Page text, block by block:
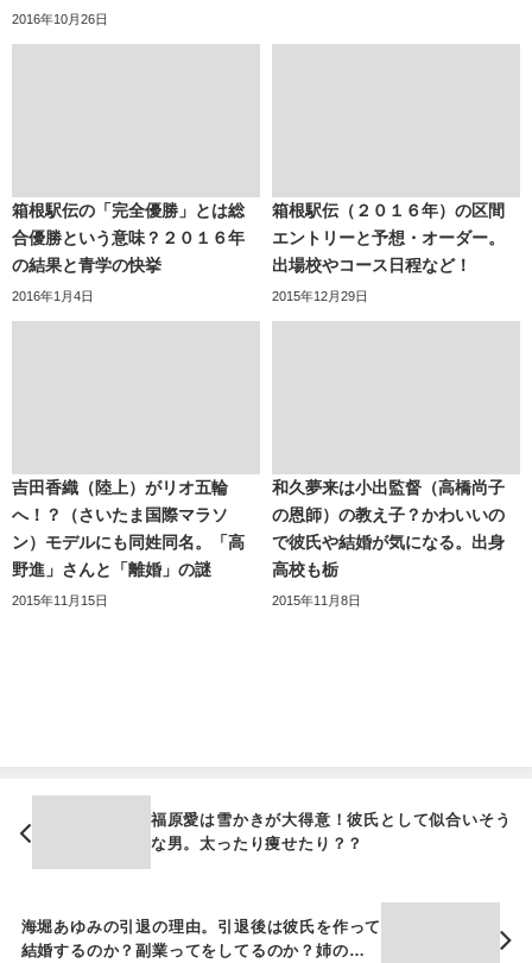
2016年10月26日
箱根駅伝の「完全優勝」とは総
合優勝という意味？２０１６年
の結果と青学の快挙
2016年1月4日
箱根駅伝（２０１６年）の区間
エントリーと予想・オーダー。
出場校やコース日程など！
2015年12月29日
吉田香織（陸上）がリオ五輪
へ！？（さいたま国際マラソ
ン）モデルにも同姓同名。「高
野進」さんと「離婚」の謎
2015年11月15日
和久夢来は小出監督（高橋尚子
の恩師）の教え子？かわいいの
で彼氏や結婚が気になる。出身
高校も栃
2015年11月8日
福原愛は雪かきが大得意！彼氏として似合いそう
な男。太ったり痩せたり？？
海堀あゆみの引退の理由。引退後は彼氏を作って
結婚するのか？副業ってをしてるのか？姉のよう